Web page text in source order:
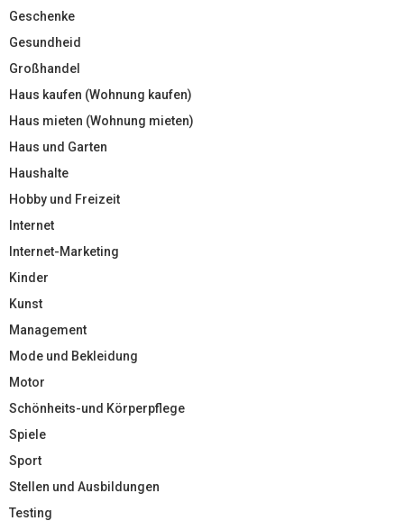
Geschenke
Gesundheid
Großhandel
Haus kaufen (Wohnung kaufen)
Haus mieten (Wohnung mieten)
Haus und Garten
Haushalte
Hobby und Freizeit
Internet
Internet-Marketing
Kinder
Kunst
Management
Mode und Bekleidung
Motor
Schönheits-und Körperpflege
Spiele
Sport
Stellen und Ausbildungen
Testing